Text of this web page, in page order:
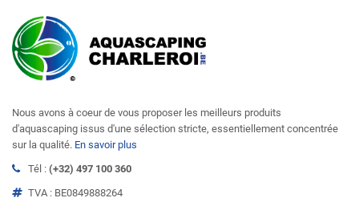
Nous avons à coeur de vous proposer les meilleurs produits
d'aquascaping issus d'une sélection stricte, essentiellement concentrée
sur la qualité. En savoir plus
Tél : (+32) 497 100 360
TVA : BE0849888264